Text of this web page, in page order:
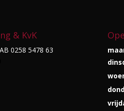
& KvK
0258 5478 63